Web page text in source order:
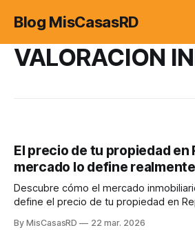
Blog MisCasasRD
VALORACION
El precio de tu propiedad en
mercado lo define realmente
Descubre cómo el mercado
define el precio de tu propiedad en
By MisCasasRD 22 mar. 2026